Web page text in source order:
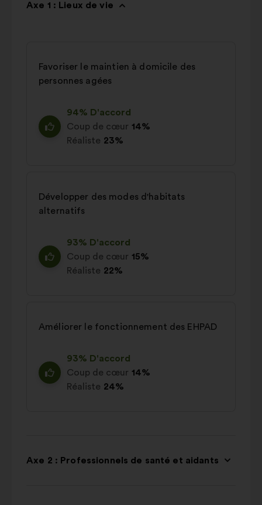
Axe 1 : Lieux de vie
Favoriser le maintien à domicile des
personnes agées
94% D'accord
Coup de cœur 14%
Réaliste 23%
Développer des modes d'habitats
alternatifs
93% D'accord
Coup de cœur 15%
Réaliste 22%
Améliorer le fonctionnement des EHPAD
93% D'accord
Coup de cœur 14%
Réaliste 24%
Axe 2 : Professionnels de santé et aidants